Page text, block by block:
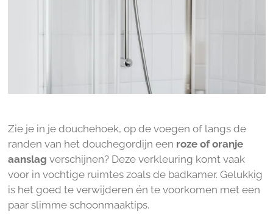
Zie je in je douchehoek, op de voegen of langs de
randen van het douchegordijn een roze of oranje
aanslag verschijnen? Deze verkleuring komt vaak
voor in vochtige ruimtes zoals de badkamer. Gelukkig
is het goed te verwijderen én te voorkomen met een
paar slimme schoonmaaktips.